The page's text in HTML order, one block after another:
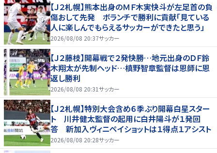
【Ｊ２札幌】熊本出身のＭＦ木実快斗が左足首の負
傷おして先発 ボランチで勝利に貢献「見ている
人に楽しんでもらえるサッカーができたと思う」
2026/08/08 20:37サッカー
【Ｊ２藤枝】開幕戦で２発快勝…地元出身のＤＦ鈴
木翔太が先制ヘッド…槙野智章監督は恩師に恩
返し勝利
2026/08/08 20:31サッカー
【Ｊ２札幌】特別大会含め６季ぶり開幕白星スター
ト 川井健太監督の起用に白井陽斗が１発回
答 新加入ヴィニペイショットは１得点１アシスト
2026/08/08 20:28サッカー